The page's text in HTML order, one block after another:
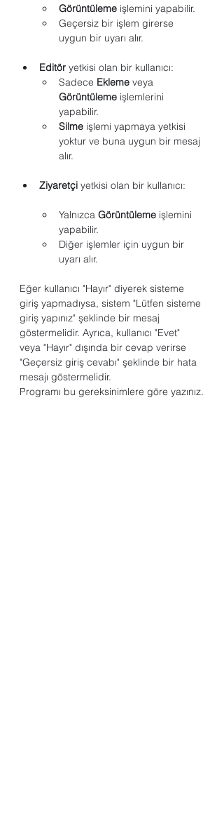
Görüntüleme işlemini yapabilir.
Geçersiz bir işlem girerse
uygun bir uyarı alır.
Editör yetkisi olan bir kullanıcı:
Sadece Ekleme veya
Görüntüleme işlemlerini
yapabilir.
Silme işlemi yapmaya yetkisi
yoktur ve buna uygun bir mesaj
alır.
Ziyaretçi yetkisi olan bir kullanıcı:
Yalnızca Görüntüleme işlemini
yapabilir.
Diğer işlemler için uygun bir
uyarı alır.
Eğer kullanıcı "Hayır" diyerek sisteme
giriş yapmadıysa, sistem "Lütfen sisteme
giriş yapınız" şeklinde bir mesaj
göstermelidir. Ayrıca, kullanıcı "Evet"
veya "Hayır" dışında bir cevap verirse
"Geçersiz giriş cevabı" şeklinde bir hata
mesajı göstermelidir.
Programı bu gereksinimlere göre yazınız.